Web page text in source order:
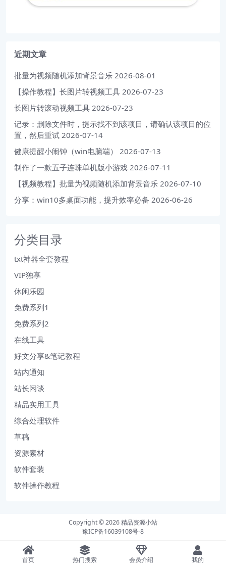
近期文章
批量为视频随机添加背景音乐 2026-08-01
【操作教程】长图片转视频工具 2026-07-23
长图片转滚动视频工具 2026-07-23
记录：删除文件时，提示找不到该项目，请确认该项目的位
置，然后重试 2026-07-14
健康提醒小闹钟（win电脑端）
2026-07-13
制作了一款五子连珠单机版小游戏 2026-07-11
【视频教程】批量为视频随机添加背景音乐 2026-07-10
分享：win10多桌面功能，提升效率必备 2026-06-26
分类目录
txt神器全套教程
VIP独享
休闲乐园
免费系列1
免费系列2
在线工具
好文分享&笔记教程
站内通知
站长闲谈
精品实用工具
综合处理软件
草稿
资源素材
软件套装
软件操作教程
Copyright © 2026精品资源小站
豫ICP备16039108号-8
首页 热门搜索 会员介绍 我的